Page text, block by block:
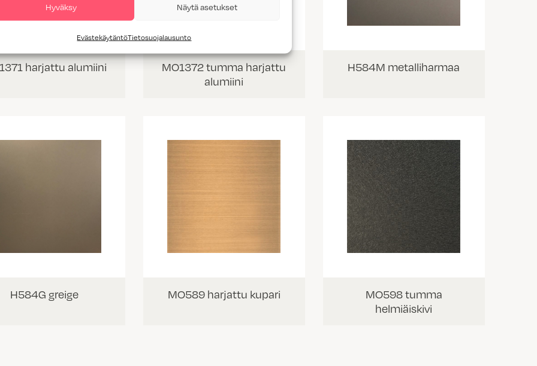
Hyväksy Näytä asetukset
EvästekäytäntöTietosuojalausunto
harjattu alumiini
MO1372 tumma harjattu
alumiini
H584M metalliharmaa
H584G greige MO589 harjattu kupari
MO598 tumma
helmiäiskivi